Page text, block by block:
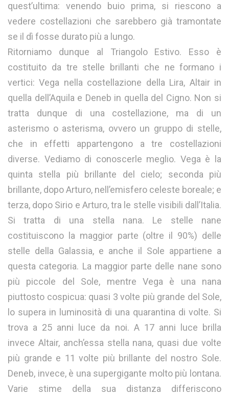
quest’ultima: venendo buio prima, si riescono a
vedere costellazioni che sarebbero già tramontate
se il dì fosse durato più a lungo.
Ritorniamo dunque al Triangolo Estivo. Esso è
costituito da tre stelle brillanti che ne formano i
vertici: Vega nella costellazione della Lira, Altair in
quella dell’Aquila e Deneb in quella del Cigno. Non si
tratta dunque di una costellazione, ma di un
asterismo o asterisma, ovvero un gruppo di stelle,
che in effetti appartengono a tre costellazioni
diverse. Vediamo di conoscerle meglio. Vega è la
quinta stella più brillante del cielo; seconda più
brillante, dopo Arturo, nell’emisfero celeste boreale; e
terza, dopo Sirio e Arturo, tra le stelle visibili dall’Italia.
Si tratta di una stella nana. Le stelle nane
costituiscono la maggior parte (oltre il 90%) delle
stelle della Galassia, e anche il Sole appartiene a
questa categoria. La maggior parte delle nane sono
più piccole del Sole, mentre Vega è una nana
piuttosto cospicua: quasi 3 volte più grande del Sole,
lo supera in luminosità di una quarantina di volte. Si
trova a 25 anni luce da noi. A 17 anni luce brilla
invece Altair, anch’essa stella nana, quasi due volte
più grande e 11 volte più brillante del nostro Sole.
Deneb, invece, è una supergigante molto più lontana.
Varie stime della sua distanza differiscono